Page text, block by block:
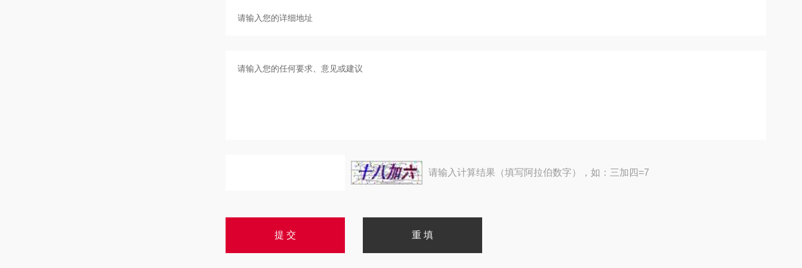
请输入计算结果（填写阿拉伯数字），如：三加四=7